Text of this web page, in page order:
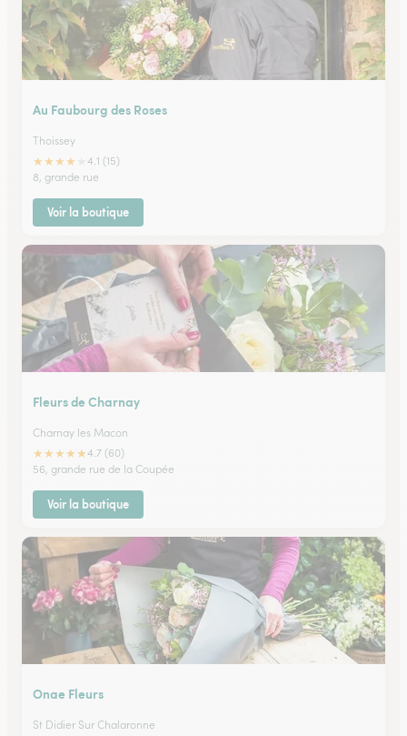
Au Faubourg des Roses
Thoissey
★★★★
4.1 (15)
8, grande rue
Voir la boutique
Fleurs de Charnay
Charnay les Macon
★★★★★4.7 (60)
56, grande rue de la Coupée
Voir la boutique
Onae Fleurs
St Didier Sur Chalaronne